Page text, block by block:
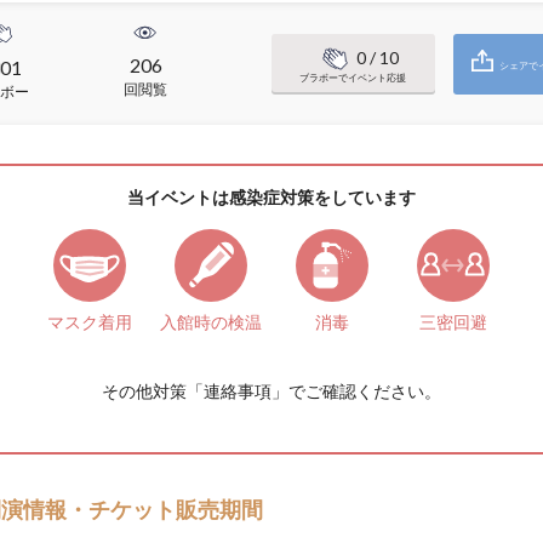
ー
206
回閲覧
0/ 10
ブラボーでイベント応援
シェアで
当イベントは感染症対策をしています
マスク着用 入館時の検温 消毒 三密回避
その他対策「連絡事項 」でご確認ください。
情報・チケット販売期間